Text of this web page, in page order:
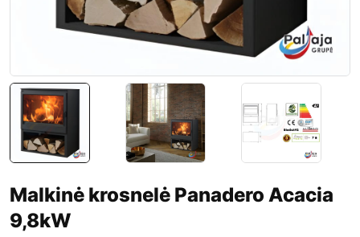
Malkinė krosnelė Panadero Acacia
9,8kW